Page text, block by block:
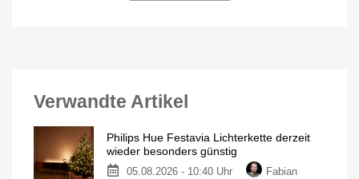
Verwandte Artikel
Philips Hue Festavia Lichterkette derzeit
wieder besonders günstig
05.08.2026 - 10:40 Uhr
Fabian